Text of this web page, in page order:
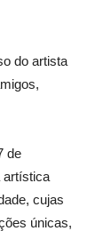
do artista
de
artística
cujas
únicas,